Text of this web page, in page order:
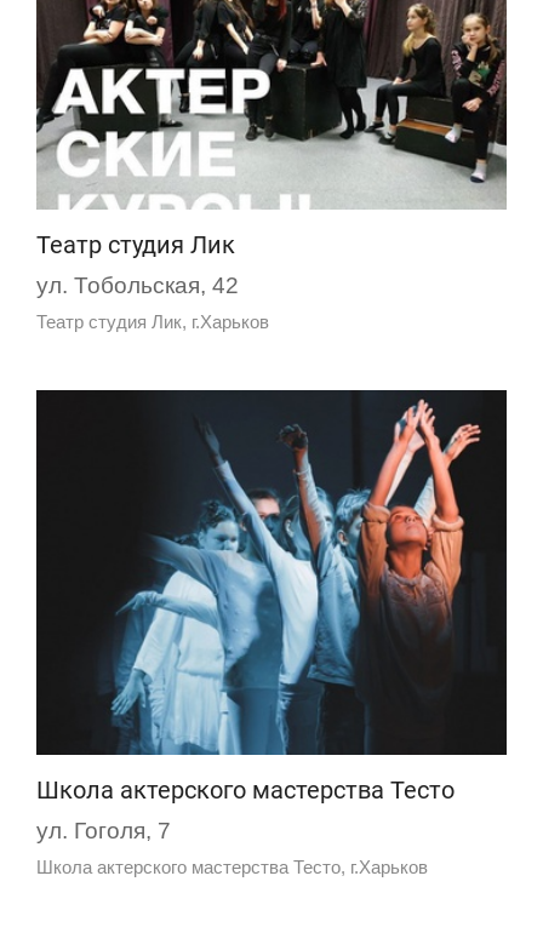
Театр студия Лик
ул. Тобольская, 42
Театр студия Лик, г.Харьков
Школа актерского мастерства Тесто
ул. Гоголя, 7
Школа актерского мастерства Тесто, г.Харьков